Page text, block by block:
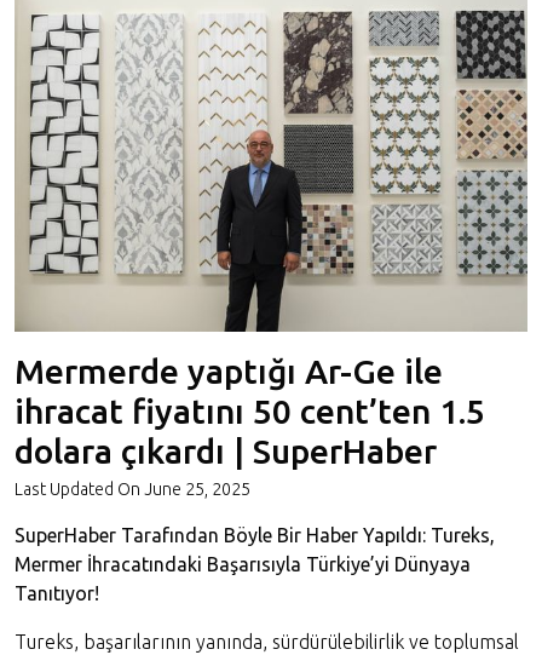
Mermerde yaptığı Ar-Ge ile
ihracat fiyatını 50 cent’ten 1.5
dolara çıkardı | SuperHaber
Last Updated On June 25, 2025
SuperHaber Tarafından Böyle Bir Haber Yapıldı: Tureks,
Mermer İhracatındaki Başarısıyla Türkiye’yi Dünyaya
Tanıtıyor!
Tureks, başarılarının yanında, sürdürülebilirlik ve toplumsal